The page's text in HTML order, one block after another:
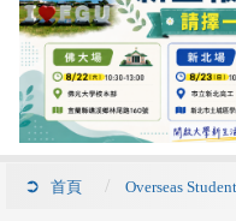
首頁 Overseas